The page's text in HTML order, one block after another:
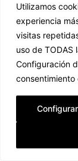
Utilizamos
experiencia
visitas
uso de
Configuración
consentimiento
Configurar